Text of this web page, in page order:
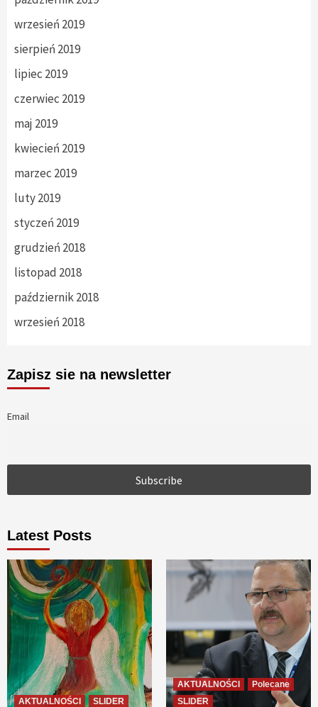
wrzesień 2019
sierpień 2019
lipiec 2019
czerwiec 2019
maj 2019
kwiecień 2019
marzec 2019
luty 2019
styczeń 2019
grudzień 2018
listopad 2018
październik 2018
wrzesień 2018
Zapisz sie na newsletter
Email
Latest Posts
AKTUALNOŚCI SLIDER
AKTUALNOŚCI
Polecane
SLIDER